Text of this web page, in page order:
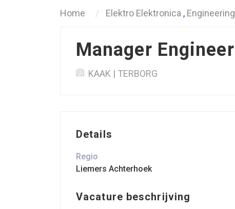
Home Elektro Elektronica ,
Manager
KAAK | TERBORG
Details
Regio
Liemers Achterhoek
Vacature beschrijving